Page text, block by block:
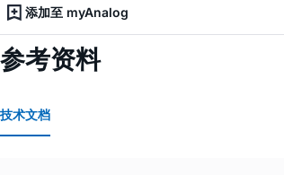
添加至 myAnalog
参考资料
技术文档